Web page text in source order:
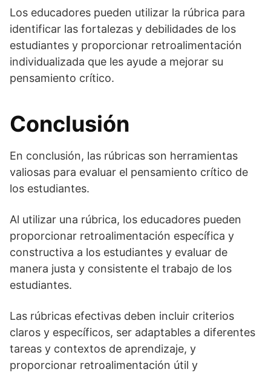
Los educadores pueden utilizar la rúbrica para
identificar las fortalezas y debilidades de los
estudiantes y proporcionar retroalimentación
individualizada que les ayude a mejorar su
pensamiento crítico.
Conclusión
En conclusión, las rúbricas son herramientas
valiosas para evaluar el pensamiento crítico de
los estudiantes.
Al utilizar una rúbrica, los educadores pueden
proporcionar retroalimentación específica y
constructiva a los estudiantes y evaluar de
manera justa y consistente el trabajo de los
estudiantes.
Las rúbricas efectivas deben incluir criterios
claros y específicos, ser adaptables a diferentes
tareas y contextos de aprendizaje, y
proporcionar retroalimentación útil y